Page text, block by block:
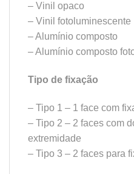
– Vinil opaco
– Vinil fotoluminescente
– Alumínio composto
– Alumínio composto
Tipo de fixação
– Tipo 1 – 1 face com
– Tipo 2 – 2 faces com
extremidade
– Tipo 3 – 2 faces para